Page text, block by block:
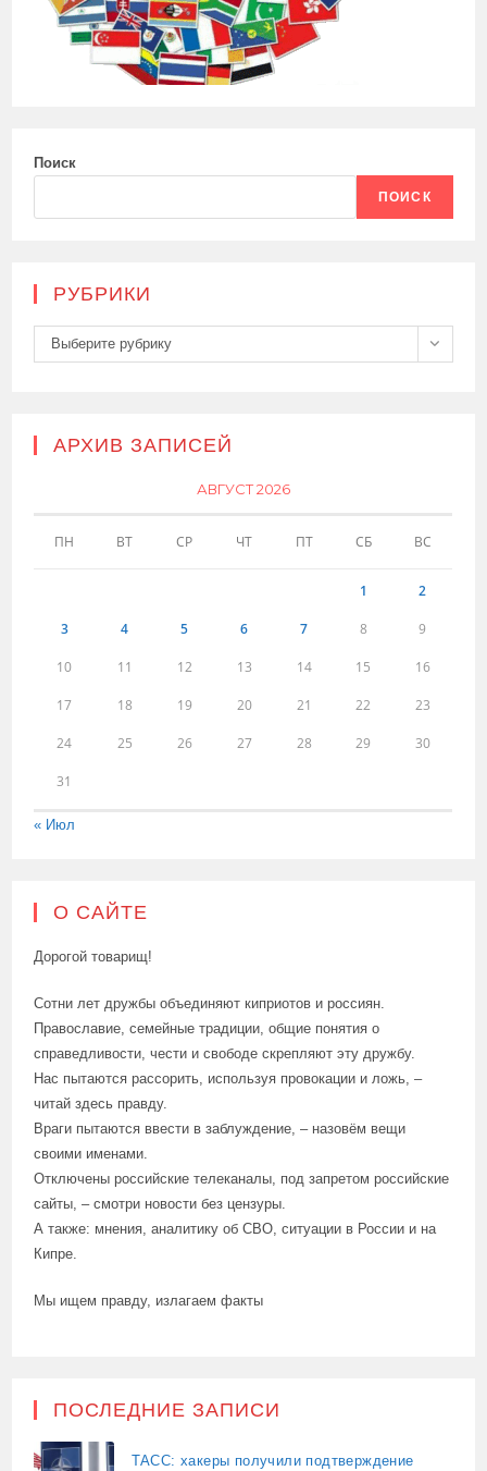
Поиск
ПОИСК
РУБРИКИ
Рубрики
Выберите рубрику
АРХИВ ЗАПИСЕЙ
АВГУСТ 2026
ПН ВТ СР ЧТ ПТ СБ ВС
1 2
3 4 5 6 7 8 9
10 11 12 13 14 15 16
17 18 19 20 21 22 23
24 25 26 27 28 29 30
31
« Июл
О САЙТЕ
Дорогой товарищ!
Сотни лет дружбы объединяют киприотов и россиян.
Православие, семейные традиции, общие понятия о
справедливости, чести и свободе скрепляют эту дружбу.
Нас пытаются рассорить, используя провокации и ложь, –
читай здесь правду.
Враги пытаются ввести в заблуждение, – назовём вещи
своими именами.
Отключены российские телеканалы, под запретом российские
сайты, – смотри новости без цензуры.
А также: мнения, аналитику об СВО, ситуации в России и на
Кипре.
Мы ищем правду, излагаем факты
ПОСЛЕДНИЕ ЗАПИСИ
ТАСС: хакеры получили подтверждение